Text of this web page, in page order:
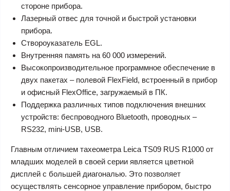
стороне прибора.
Лазерный отвес для точной и быстрой установки
прибора.
Створоуказатель EGL.
Внутренняя память на 60 000 измерений.
Высокопроизводительное программное обеспечение в
двух пакетах – полевой FlexField, встроенный в прибор
и офисный FlexOffice, загружаемый в ПК.
Поддержка различных типов подключения внешних
устройств: беспроводного Bluetooth, проводных –
RS232, mini-USB, USB.
Главным отличием тахеометра Leica TS09 RUS R1000 от
младших моделей в своей серии является цветной
дисплей с большей диагональю. Это позволяет
осуществлять сенсорное управление прибором, быстро